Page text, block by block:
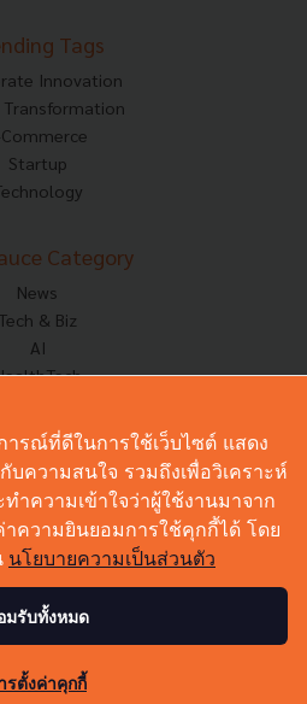
Tags
Innovation
Transformation
Commerce
Startup
Category
News
Tech & Biz
AI
Corp Innov
Thoughts
Based On
Videos
Podcast
All rights reserved.
ารณ์ที่ดีในการใช้เว็บไซต์ แสดง
ความสนใจ รวมถึงเพื่อวิเคราะห์
ทำความเข้าใจว่าผู้ใช้งานมาจาก
ความยินยอมการใช้คุกกี้ได้ โดย
นโยบายความเป็นส่วนตัว
มรับทั้งหมด
รตั้งค่าคุกกี้